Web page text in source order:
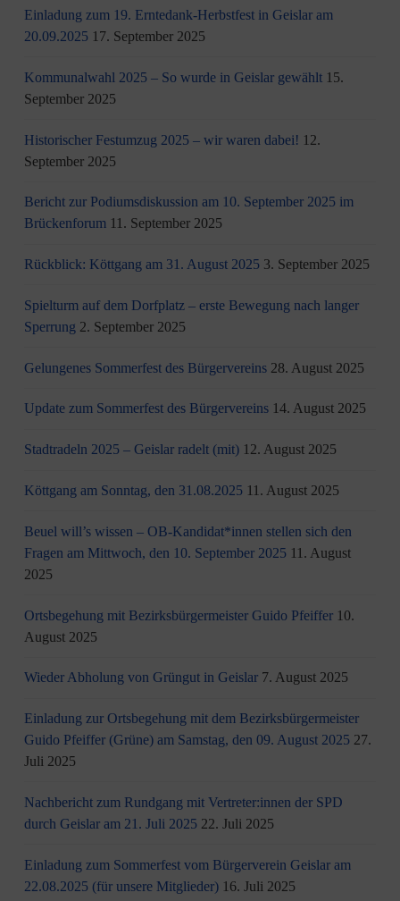
Einladung zum 19. Erntedank-Herbstfest in Geislar am
20.09.2025 17. September 2025
Kommunalwahl 2025 – So wurde in Geislar gewählt 15.
September 2025
Historischer Festumzug 2025 – wir waren dabei! 12.
September 2025
Bericht zur Podiumsdiskussion am 10. September 2025 im
Brückenforum 11. September 2025
Rückblick: Köttgang am 31. August 2025 3. September 2025
Spielturm auf dem Dorfplatz – erste Bewegung nach langer
Sperrung 2. September 2025
Gelungenes Sommerfest des Bürgervereins 28. August 2025
Update zum Sommerfest des Bürgervereins 14. August 2025
Stadtradeln 2025 – Geislar radelt (mit) 12. August 2025
Köttgang am Sonntag, den 31.08.2025 11. August 2025
Beuel will’s wissen – OB-Kandidat*innen stellen sich den
Fragen am Mittwoch, den 10. September 2025 11. August
2025
Ortsbegehung mit Bezirksbürgermeister Guido Pfeiffer 10.
August 2025
Wieder Abholung von Grüngut in Geislar 7. August 2025
Einladung zur Ortsbegehung mit dem Bezirksbürgermeister
Guido Pfeiffer (Grüne) am Samstag, den 09. August 2025 27.
Juli 2025
Nachbericht zum Rundgang mit Vertreter:innen der SPD
durch Geislar am 21. Juli 2025 22. Juli 2025
Einladung zum Sommerfest vom Bürgerverein Geislar am
22.08.2025 (für unsere Mitglieder) 16. Juli 2025